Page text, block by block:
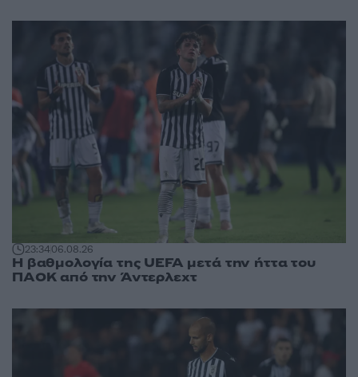
23:3406.08.26
Η βαθμολογία της UEFA μετά την ήττα του
ΠΑΟΚ από την Άντερλεχτ